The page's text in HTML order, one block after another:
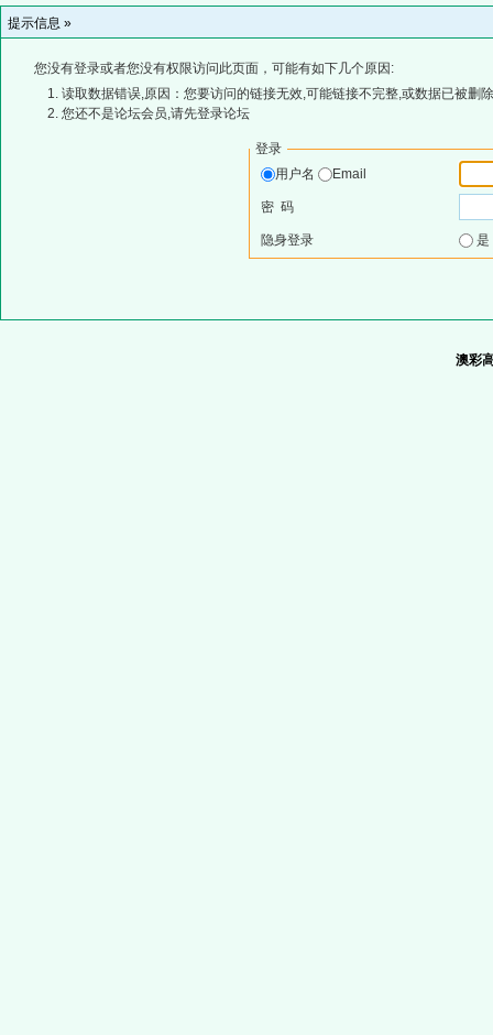
提示信息 »
您没有登录或者您没有权限访问此页面，可能有如下几个原因:
读取数据错误,原因：您要访问的链接无效,可能链接不完整,或数据已被删
您还不是论坛会员,请先登录论坛
登录
用户名
Email
密 码
隐身登录
澳彩